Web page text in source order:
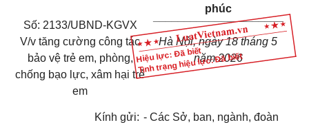
Hiệu lực: Đã biết
Tình trạng hiệu lực: Đã biết
Số: 2133/UBND-KGVX
V/v tăng cường công tác
bảo vệ trẻ em, phòng,
chống bạo lực, xâm hại trẻ
em
phúc
_____________________
Hà Nội, ngày 18 tháng 5
năm 2026
Kính gửi: - Các Sở, ban, ngành, đoàn